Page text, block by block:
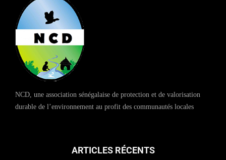
NCD, une association sénégalaise de protection et de valorisation
durable de l’environnement au profit des communautés locales
ARTICLES RÉCENTS